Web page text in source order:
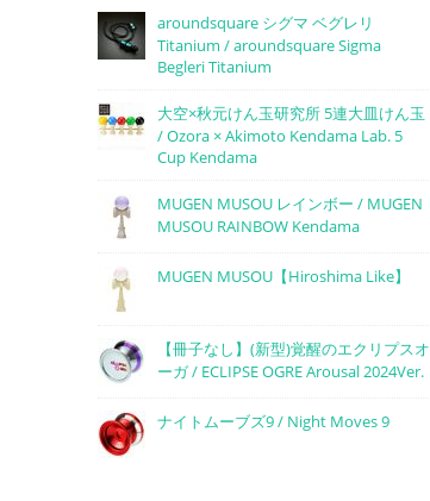
aroundsquare シグマ ベグレリ
Titanium / aroundsquare Sigma
Begleri Titanium
大空×秋元けん玉研究所 5連大皿けん玉
/ Ozora × Akimoto Kendama Lab. 5
Cup Kendama
MUGEN MUSOU レインボー / MUGEN
MUSOU RAINBOW Kendama
MUGEN MUSOU【Hiroshima Like】
【冊子なし】(新型)覚醒のエクリプスオ
ーガ / ECLIPSE OGRE Arousal 2024Ver.
ナイトムーブズ9 / Night Moves 9